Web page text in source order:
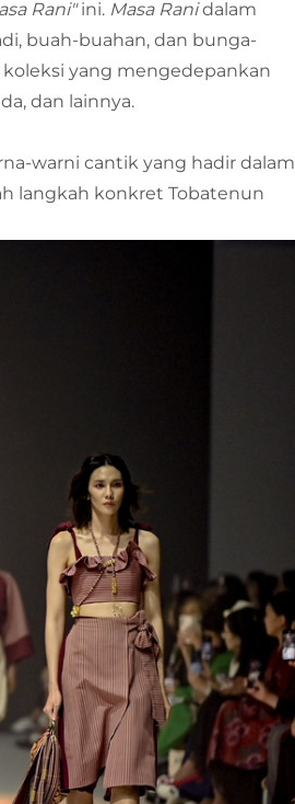
Rani"ini. Masa Ranidalam
buah-buahan, dan bunga-
koleksi yang mengedepankan
dan lainnya.
warni cantik yang hadir dalam
langkah konkret Tobatenun